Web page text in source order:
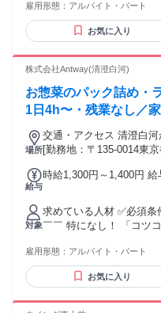
きるバイトがしたい！ ・
飲食店で働いていた経験を活かした
食店未経験なら 仲の良
雇用形態： アルバイト・パート
お気に入り
株式会社Antway(清澄白河)
お惣菜のパック詰め・
1日4h〜・残業なし／
場所
交通・アクセス 清澄白河
[勤務地：〒135-0014東
給与
時給1,300円～1,400円
1400円 ・交通費支給（月額4万円または日額2000円まで支
給） ・試用期間中は時給
対象
求めている人材 ✅必須
￣￣ 特になし！ 「コツ
リ！ ￣￣V￣￣￣￣￣￣
デビューの方 ・接客よ
クモク作業が好きな方
雇用形態： アルバイト・パート
お気に入り